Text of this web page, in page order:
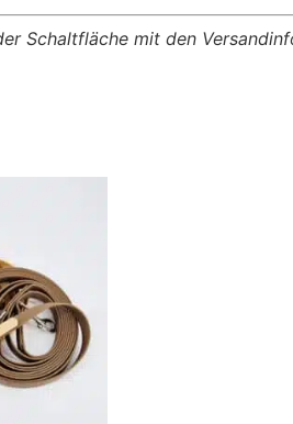
Schaltfläche mit den